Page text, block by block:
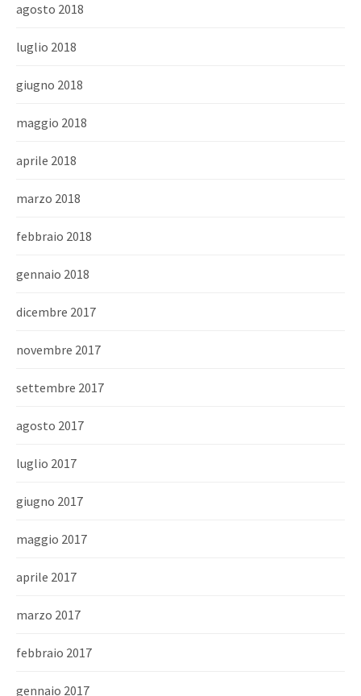
agosto 2018
luglio 2018
giugno 2018
maggio 2018
aprile 2018
marzo 2018
febbraio 2018
gennaio 2018
dicembre 2017
novembre 2017
settembre 2017
agosto 2017
luglio 2017
giugno 2017
maggio 2017
aprile 2017
marzo 2017
febbraio 2017
gennaio 2017